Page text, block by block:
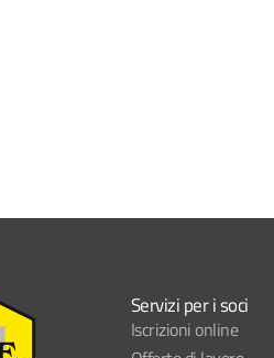
Servizi per i soci
Iscrizioni online